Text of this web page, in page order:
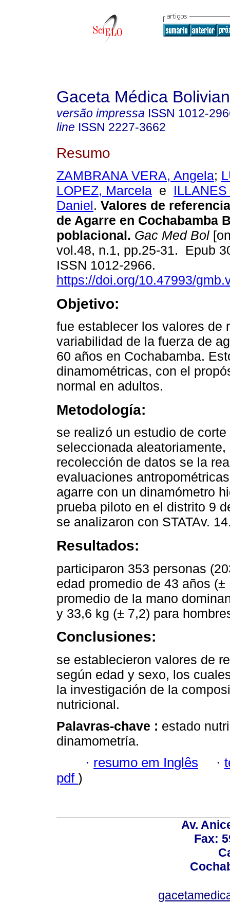
Gaceta Médica
versão impressa ISSN 1012-
line ISSN 2227-3662
Resumo
ZAMBRANA VERA, Angela;
LOPEZ, Marcela e
Daniel. Valores de
de Agarre en Cochabamba
poblacional. Gac Med Bol
vol.48, n.1, pp.25-31. Epub
ISSN 1012-2966.
https://doi.org/10.47993/
Objetivo:
fue establecer los valores de
variabilidad de la fuerza de
60 años en Cochabamba.
dinamométricas, con el
normal en adultos.
Metodología:
se realizó un estudio de
seleccionada
recolección de datos se la
evaluaciones
agarre con un dinamómetro
prueba piloto en el distrito 9
se analizaron con STATAv.
Resultados:
participaron 353 personas
edad promedio de 43 años
promedio de la mano
y 33,6 kg (± 7,2) para
Conclusiones:
se establecieron valores de
según edad y sexo, los
la investigación de la
nutricional.
Palavras-chave : estado
dinamometría.
· resumo em Inglês ·
pdf )
Av.
Fax: